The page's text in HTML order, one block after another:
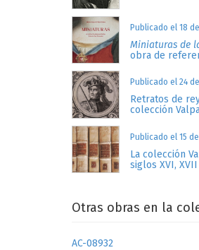
Publicado el 18
Miniaturas de
obra de
Publicado el 24
Retratos de
colección
Publicado el 15
La colección
siglos XVI,
Otras obras en la
AC-08932